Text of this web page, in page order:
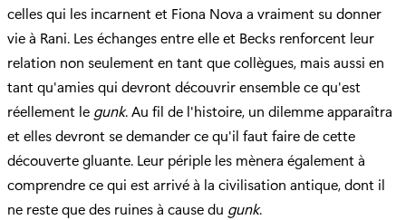
celles qui les incarnent et Fiona Nova a vraiment su donner
vie à Rani. Les échanges entre elle et Becks renforcent leur
relation non seulement en tant que collègues, mais aussi en
tant qu'amies qui devront découvrir ensemble ce qu'est
réellement le gunk. Au fil de l'histoire, un dilemme apparaîtra
et elles devront se demander ce qu'il faut faire de cette
découverte gluante. Leur périple les mènera également à
comprendre ce qui est arrivé à la civilisation antique, dont il
ne reste que des ruines à cause du gunk.